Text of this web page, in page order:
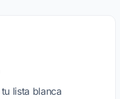
lista blanca